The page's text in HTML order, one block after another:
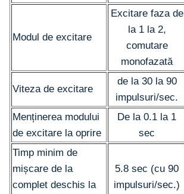
Modul de excitare
Excitare faza de
la 1 la 2,
comutare
monofazată
Viteza de excitare
de la 30 la 90
impulsuri/sec.
Menținerea modului
de excitare la oprire
De la 0.1 la 1
sec
Timp minim de
mișcare de la
complet deschis la
5.8 sec (cu 90
impulsuri/sec.)